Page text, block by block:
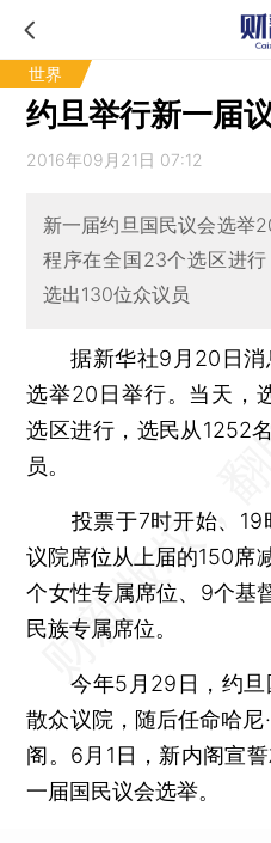
世界
约旦举行新一届
2016年09月21日 07:12
新一届约旦国民议会选举
程序在全国23个选区进
选出130位众议员
据新华社9月20日消
选举20日举行。当天，
选区进行，选民从1252
员。
投票于7时开始、19
议院席位从上届的150席
个女性专属席位、9个基
民族专属席位。
今年5月29日，约旦
散众议院，随后任命哈尼
阁。6月1日，新内阁宣
一届国民议会选举。